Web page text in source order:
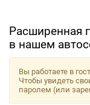
Расширенная
в нашем
Вы работаете в
Чтобы увидеть
паролем (или